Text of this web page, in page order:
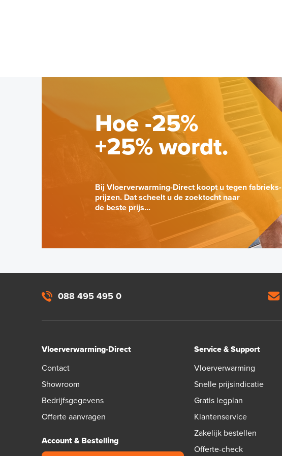
Hoe -25%
+25% wordt.
Bij Vloerverwarming-Direct koopt u tegen fabrieks-
prijzen. Dat scheelt u de zoektocht naar
de beste prijs...
088 495 495 0
Vloerverwarming-Direct
Contact
Showroom
Bedrijfsgegevens
Offerte aanvragen
Account & Bestelling
Service & Support
Vloerverwarming
Snelle prijsindicatie
Gratis legplan
Klantenservice
Zakelijk bestellen
Offerte-check